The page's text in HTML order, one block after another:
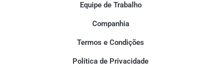
Equipe de Trabalho
Companhia
Termos e Condições
Política de Privacidade